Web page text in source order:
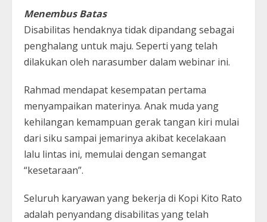
Menembus Batas
Disabilitas hendaknya tidak dipandang sebagai
penghalang untuk maju. Seperti yang telah
dilakukan oleh narasumber dalam webinar ini.
Rahmad mendapat kesempatan pertama
menyampaikan materinya. Anak muda yang
kehilangan kemampuan gerak tangan kiri mulai
dari siku sampai jemarinya akibat kecelakaan
lalu lintas ini, memulai dengan semangat
“kesetaraan”.
Seluruh karyawan yang bekerja di Kopi Kito Rato
adalah penyandang disabilitas yang telah